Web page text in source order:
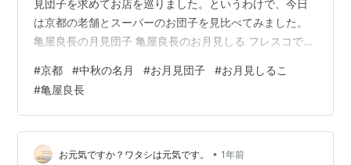
見団子を求めてお店を巡りました。というわけで、今日
は京都の老舗とスーパーのお団子を見比べてみました。
亀屋良長の月見団子 亀屋良長のお月見しる フレスコで見
都・四条堀川の老舗「亀屋良長」さん。
https://kameya-yoshinaga.com/ 創業200年以上の歴史
を持つ京菓子の名店で、季節ごとの和菓子が美しく並び
ます。そんな中、お月見団子はレジのすぐ近くに置いて
ありました。お値段は一個411円。少し高くて今回は手が
#京都 #中秋の名月 #お月見団子 #お月見しるこ
#亀屋良長
お元気ですか？ワタシは元気です。 • 1年前